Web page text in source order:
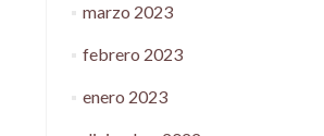
marzo 2023
febrero 2023
enero 2023